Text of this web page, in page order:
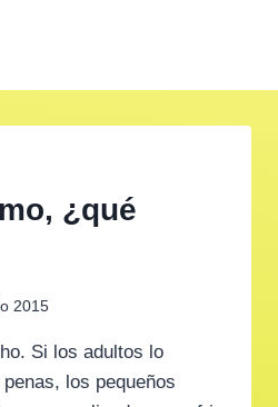
¿qué
2015
Si los adultos lo
los pequeños